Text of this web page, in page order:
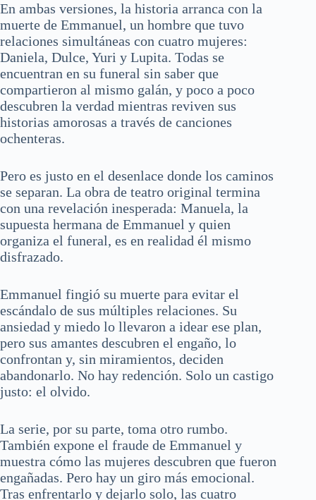
En ambas versiones, la historia arranca con la
muerte de Emmanuel, un hombre que tuvo
relaciones simultáneas con cuatro mujeres:
Daniela, Dulce, Yuri y Lupita. Todas se
encuentran en su funeral sin saber que
compartieron al mismo galán, y poco a poco
descubren la verdad mientras reviven sus
historias amorosas a través de canciones
ochenteras.
Pero es justo en el desenlace donde los caminos
se separan. La obra de teatro original termina
con una revelación inesperada: Manuela, la
supuesta hermana de Emmanuel y quien
organiza el funeral, es en realidad él mismo
disfrazado.
Emmanuel fingió su muerte para evitar el
escándalo de sus múltiples relaciones. Su
ansiedad y miedo lo llevaron a idear ese plan,
pero sus amantes descubren el engaño, lo
confrontan y, sin miramientos, deciden
abandonarlo. No hay redención. Solo un castigo
justo: el olvido.
La serie, por su parte, toma otro rumbo.
También expone el fraude de Emmanuel y
muestra cómo las mujeres descubren que fueron
engañadas. Pero hay un giro más emocional.
Tras enfrentarlo y dejarlo solo, las cuatro